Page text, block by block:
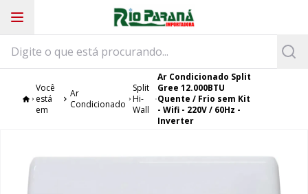
Você
está
em
Ar
Condicionado
Split
Hi-
Wall
Ar Condicionado Split
Gree 12.000BTU
Quente / Frio sem Kit
- Wifi - 220V / 60Hz -
Inverter